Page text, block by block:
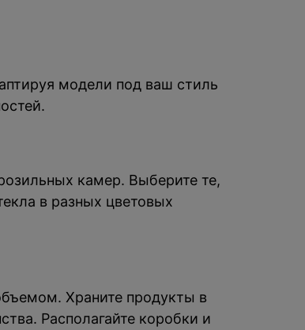
модели под ваш стиль
камер. Выберите те,
в разных цветовых
Храните продукты в
Располагайте коробки и